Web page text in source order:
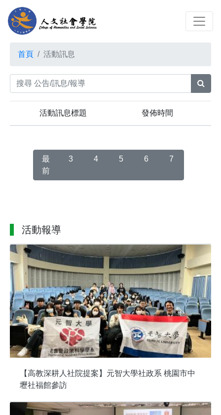
首頁 活動訊息
活動訊息標題 發佈時間
最
前
3 4 5 6 7
活動報導
【高教深耕人社院提案】元智大學社政系 桃園市中
壢社福館參訪